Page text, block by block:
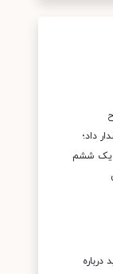
داد؛
یک ششم